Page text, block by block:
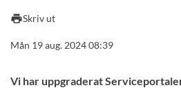
printSkriv ut
Mån 19 aug. 2024 08:39
Vi har uppgraderat